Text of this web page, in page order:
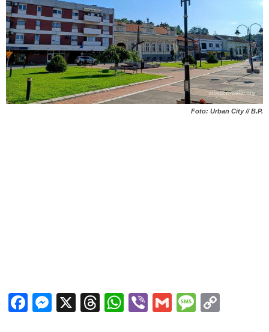
Foto: Urban City // B.P.
Facebook
Messenger
X Threads
WhatsApp
ViberGmail